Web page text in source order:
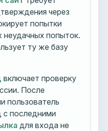
через
попытки
неудачных попыток.
ту же базу
включает проверку
После
пользователь
последними
для входа не